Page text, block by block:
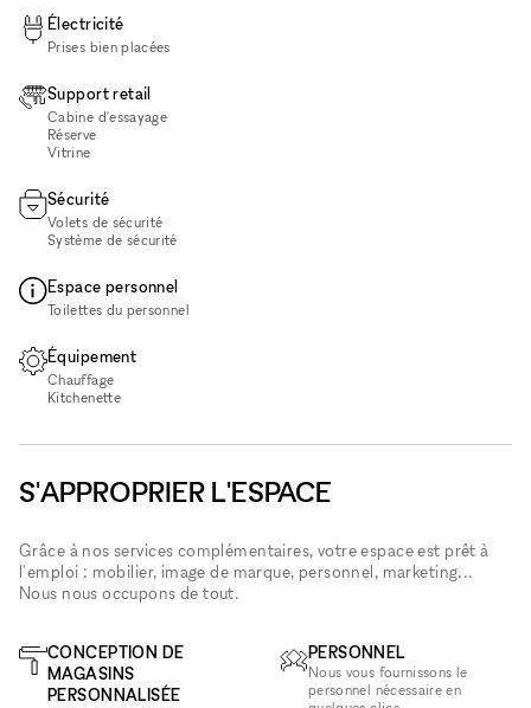
Électricité
Prises bien placées
Support retail
Cabine d'essayage
Réserve
Vitrine
Sécurité
Volets de sécurité
Système de sécurité
Espace personnel
Toilettes du personnel
Équipement
Chauffage
Kitchenette
S'APPROPRIER L'ESPACE
Grâce à nos services complémentaires, votre espace est prêt à
l'emploi : mobilier, image de marque, personnel, marketing...
Nous nous occupons de tout.
CONCEPTION DE
MAGASINS
PERSONNALISÉE
PERSONNEL
Nous vous fournissons le
personnel nécessaire en